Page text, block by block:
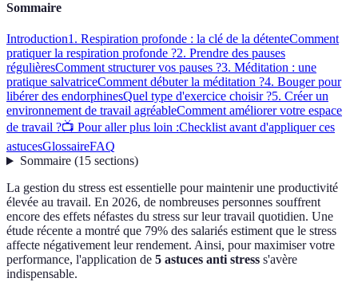
Sommaire
Introduction1. Respiration profonde : la clé de la détenteComment
pratiquer la respiration profonde ?2. Prendre des pauses
régulièresComment structurer vos pauses ?3. Méditation : une
pratique salvatriceComment débuter la méditation ?4. Bouger pour
libérer des endorphinesQuel type d'exercice choisir ?5. Créer un
environnement de travail agréableComment améliorer votre espace
de travail ?📺 Pour aller plus loin :Checklist avant d'appliquer ces
astucesGlossaireFAQ
Sommaire(15 sections)
La gestion du stress est essentielle pour maintenir une productivité
élevée au travail. En 2026, de nombreuses personnes souffrent
encore des effets néfastes du stress sur leur travail quotidien. Une
étude récente a montré que 79% des salariés estiment que le stress
affecte négativement leur rendement. Ainsi, pour maximiser votre
performance, l'application de 5 astuces anti stress s'avère
indispensable.